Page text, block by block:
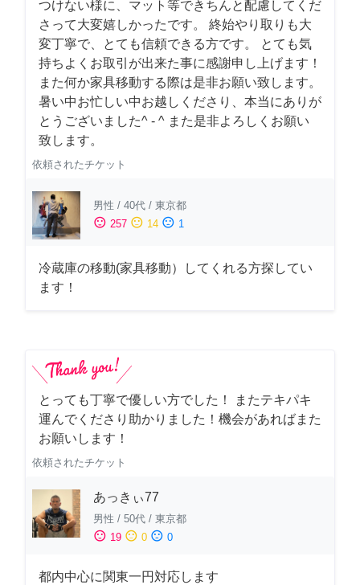
つけない様に、マット等できちんと配慮してくだ
さって大変嬉しかったです。 終始やり取りも大
変丁寧で、とても信頼できる方です。 とても気
持ちよくお取引が出来た事に感謝申し上げます！
また何か家具移動する際は是非お願い致します。
暑い中お忙しい中お越しくださり、本当にありが
とうございました^ - ^ また是非よろしくお願い
致します。
依頼されたチケット
男性 / 40代 / 東京都
sentiment_satisfied 257 sentiment_neutral 14 sentiment_dissatisfied 1
冷蔵庫の移動(家具移動）してくれる方探してい
ます！
とっても丁寧で優しい方でした！ またテキパキ
運んでくださり助かりました！機会があればまた
お願いします！
依頼されたチケット
あっきぃ77
男性 / 50代 / 東京都
sentiment_satisfied 19 sentiment_neutral 0 sentiment_dissatisfied 0
都内中心に関東一円対応します